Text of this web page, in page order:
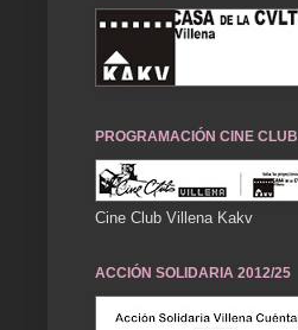
PROGRAMACIÓN CINE CLUB
Cine Club Villena Kakv
ACCIÓN SOLIDARIA 2012/25